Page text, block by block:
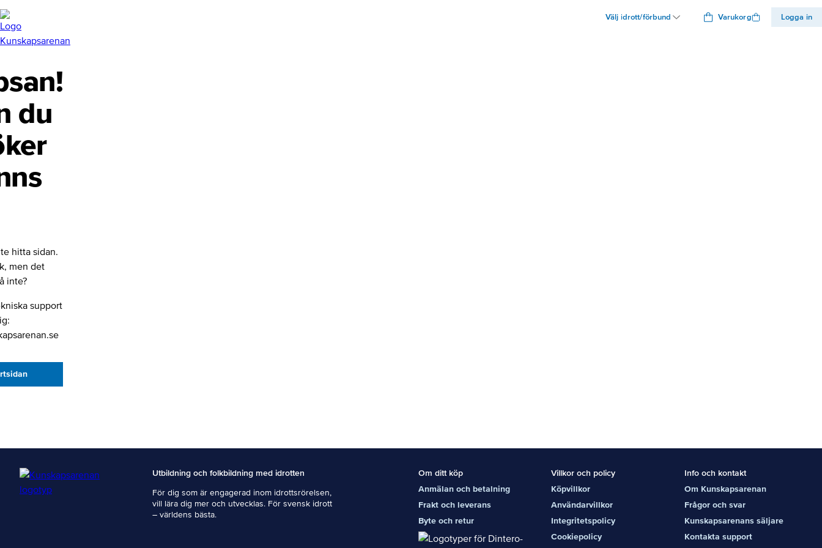
Välj idrott/förbund Varukorg Logga in
du
hitta sidan.
men det
inte?
support
Utbildning och folkbildning med idrotten
För dig som är engagerad inom idrottsrörelsen,
vill lära dig mer och utvecklas. För svensk idrott
– världens bästa.
Om ditt köp
Anmälan och betalning
Frakt och leverans
Byte och retur
Villkor och policy
Köpvillkor
Användarvillkor
Integritetspolicy
Cookiepolicy
Info och kontakt
Om Kunskapsarenan
Frågor och svar
Kunskapsarenans säljare
Kontakta support